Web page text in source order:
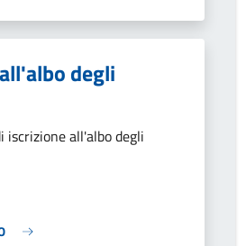
degli
iscrizione all'albo degli